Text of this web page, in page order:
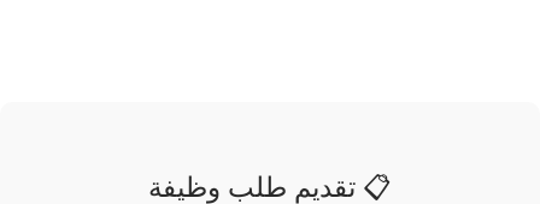
📋 تقديم طلب وظيفة